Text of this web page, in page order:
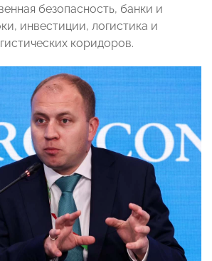
безопасность, банки и
инвестиции, логистика и
коридоров.